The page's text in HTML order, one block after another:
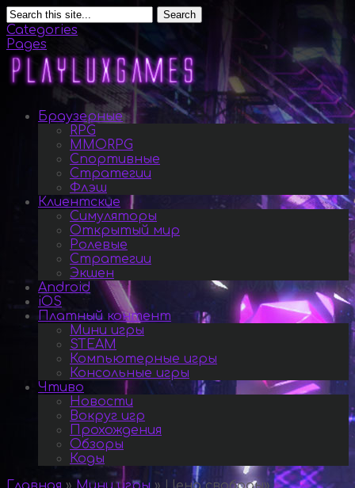
Search
Categories
Pages
Браузерные
RPG
MMORPG
Спортивные
Стратегии
Флэш
Клиентские
Симуляторы
Открытый мир
Ролевые
Стратегии
Экшен
Android
iOS
Платный контент
Мини игры
STEAM
Компьютерные игры
Консольные игры
Чтиво
Новости
Вокруг игр
Прохождения
Обзоры
Коды